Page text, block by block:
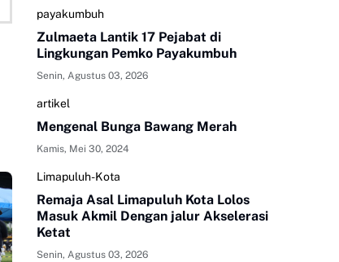
payakumbuh
Zulmaeta Lantik 17 Pejabat di
Lingkungan Pemko Payakumbuh
Senin, Agustus 03, 2026
artikel
Mengenal Bunga Bawang Merah
Kamis, Mei 30, 2024
Limapuluh-Kota
Remaja Asal Limapuluh Kota Lolos
Masuk Akmil Dengan jalur Akselerasi
Ketat
Senin, Agustus 03, 2026